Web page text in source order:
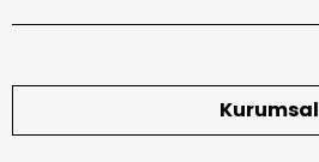
Kurumsal